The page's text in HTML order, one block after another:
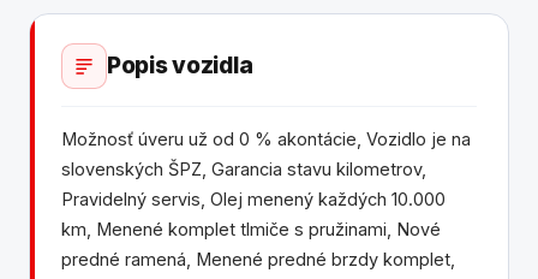
Popis vozidla
Možnosť úveru už od 0 % akontácie, Vozidlo je na
slovenských ŠPZ, Garancia stavu kilometrov,
Pravidelný servis, Olej menený každých 10.000
km, Menené komplet tlmiče s pružinami, Nové
predné ramená, Menené predné brzdy komplet,